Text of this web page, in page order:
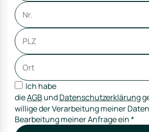
Ich habe
dieAGBundDatenschutzerklärung
willige der Verarbeitung meiner
Bearbeitung meiner Anfrage ein*